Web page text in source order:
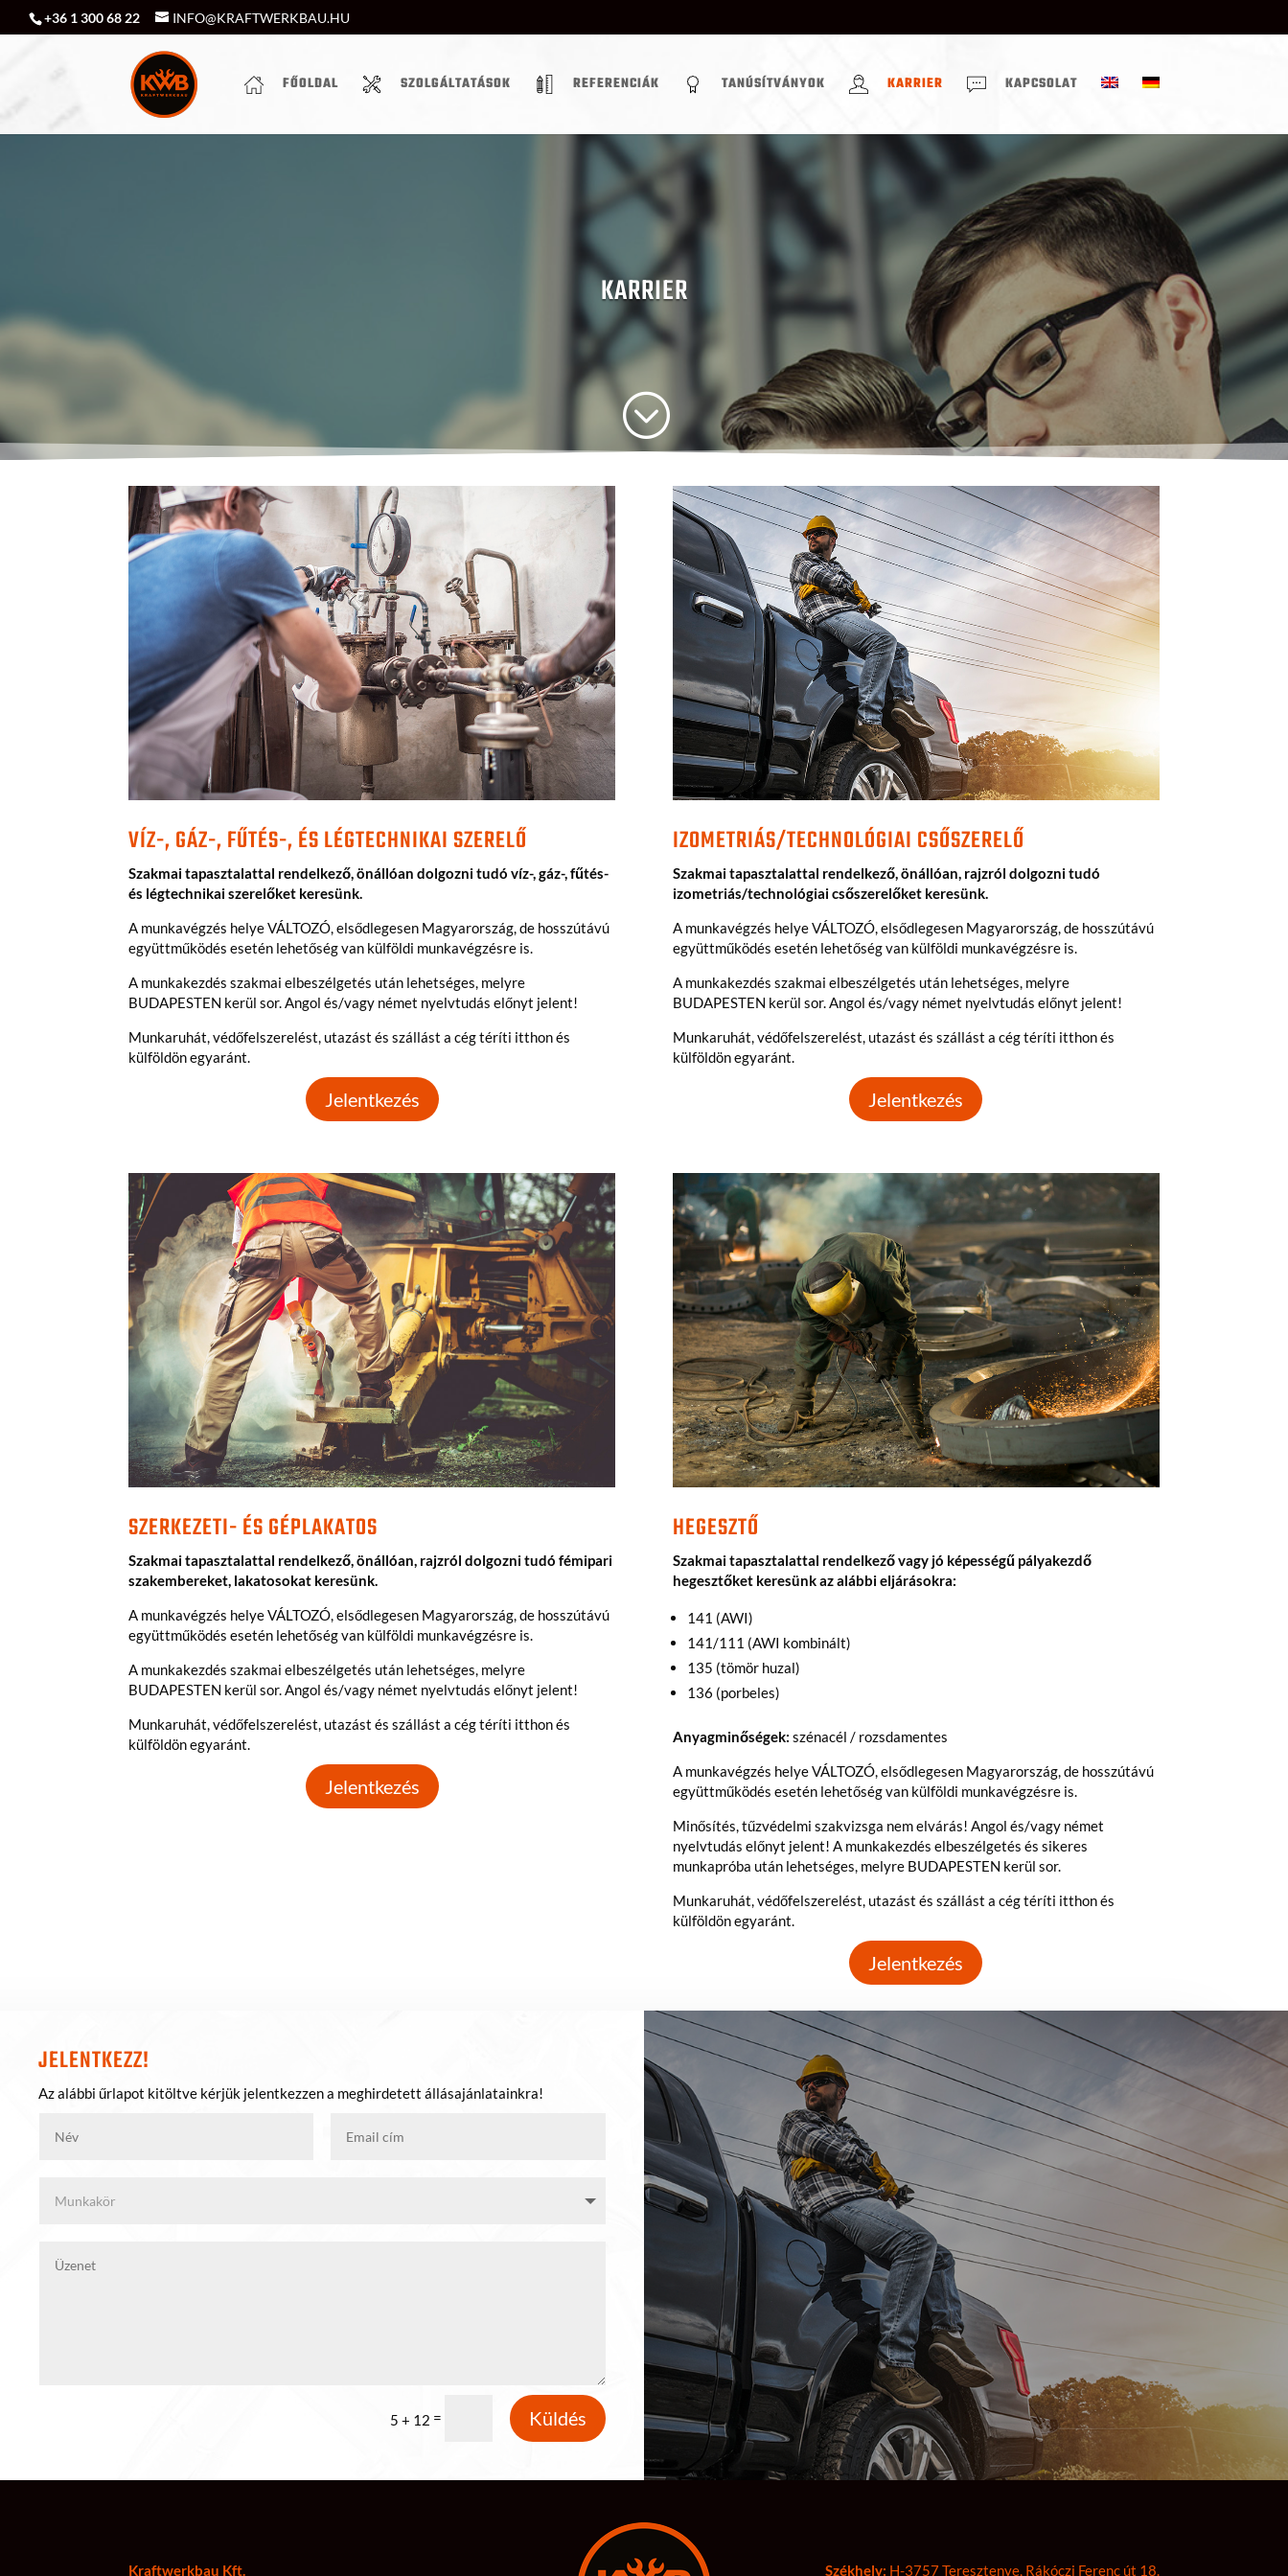
+36 1 300 68 22 INFO@KRAFTWERKBAU.HU
FŐOLDAL SZOLGÁLTATÁSOK REFERENCIÁK TANÚSÍTVÁNYOK KARRIER KAPCSOLAT
KARRIER
;
VÍZ-, GÁZ-, FŰTÉS-, ÉS LÉGTECHNIKAI SZERELŐ
Szakmai tapasztalattal rendelkező, önállóan dolgozni tudó víz-, gáz-, fűtés-
és légtechnikai szerelőket keresünk.
A munkavégzés helye VÁLTOZÓ, elsődlegesen Magyarország, de hosszútávú
együttműködés esetén lehetőség van külföldi munkavégzésre is.
A munkakezdés szakmai elbeszélgetés után lehetséges, melyre
BUDAPESTEN kerül sor. Angol és/vagy német nyelvtudás előnyt jelent!
Munkaruhát, védőfelszerelést, utazást és szállást a cég téríti itthon és
külföldön egyaránt.
Jelentkezés
IZOMETRIÁS/TECHNOLÓGIAI CSŐSZERELŐ
Szakmai tapasztalattal rendelkező, önállóan, rajzról dolgozni tudó
izometriás/technológiai csőszerelőket keresünk.
A munkavégzés helye VÁLTOZÓ, elsődlegesen Magyarország, de hosszútávú
együttműködés esetén lehetőség van külföldi munkavégzésre is.
A munkakezdés szakmai elbeszélgetés után lehetséges, melyre
BUDAPESTEN kerül sor. Angol és/vagy német nyelvtudás előnyt jelent!
Munkaruhát, védőfelszerelést, utazást és szállást a cég téríti itthon és
külföldön egyaránt.
Jelentkezés
SZERKEZETI- ÉS GÉPLAKATOS
Szakmai tapasztalattal rendelkező, önállóan, rajzról dolgozni tudó fémipari
szakembereket, lakatosokat keresünk.
A munkavégzés helye VÁLTOZÓ, elsődlegesen Magyarország, de hosszútávú
együttműködés esetén lehetőség van külföldi munkavégzésre is.
A munkakezdés szakmai elbeszélgetés után lehetséges, melyre
BUDAPESTEN kerül sor. Angol és/vagy német nyelvtudás előnyt jelent!
Munkaruhát, védőfelszerelést, utazást és szállást a cég téríti itthon és
külföldön egyaránt.
Jelentkezés
HEGESZTŐ
Szakmai tapasztalattal rendelkező vagy jó képességű pályakezdő
hegesztőket keresünk az alábbi eljárásokra:
141 (AWI)
141/111 (AWI kombinált)
135 (tömör huzal)
136 (porbeles)
Anyagminőségek: szénacél / rozsdamentes
A munkavégzés helye VÁLTOZÓ, elsődlegesen Magyarország, de hosszútávú
együttműködés esetén lehetőség van külföldi munkavégzésre is.
Minősítés, tűzvédelmi szakvizsga nem elvárás! Angol és/vagy német
nyelvtudás előnyt jelent! A munkakezdés elbeszélgetés és sikeres
munkapróba után lehetséges, melyre BUDAPESTEN kerül sor.
Munkaruhát, védőfelszerelést, utazást és szállást a cég téríti itthon és
külföldön egyaránt.
Jelentkezés
JELENTKEZZ!
Az alábbi űrlapot kitöltve kérjük jelentkezzen a meghirdetett állásajánlatainkra!
5 + 12 = Küldés
Kraftwerkbau Kft. Székhely: H-3757 Teresztenye, Rákóczi Ferenc út 18.